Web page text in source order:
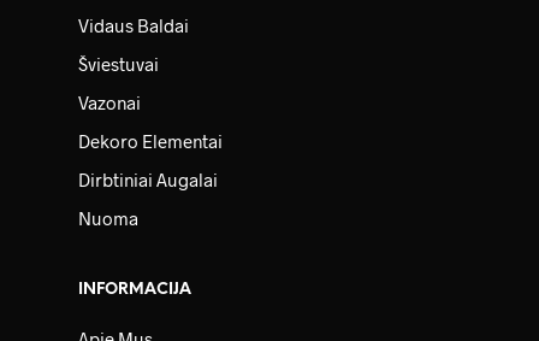
Vidaus Baldai
Šviestuvai
Vazonai
Dekoro Elementai
Dirbtiniai Augalai
Nuoma
INFORMACIJA